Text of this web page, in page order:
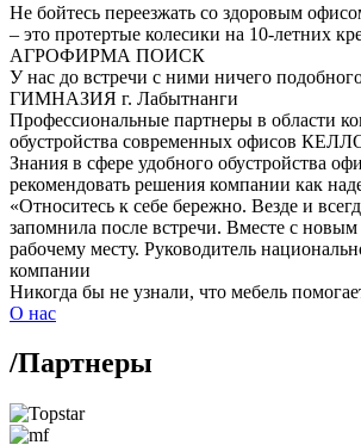
Не бойтесь переезжать со здоровым
– это протертые колесики на 10-летних
АГРОФИРМА ПОИСК
У нас до встречи с ними ничего
ГИМНАЗИЯ г. Лабытнанги
Профессиональные партнеры в области
обустройства современных офисов
Знания в сфере удобного обустройства
рекомендовать решения компании как
«Относитесь к себе бережно. Везде и
запомнила после встречи. Вместе с
рабочему месту. Руководитель
компании
Никогда бы не узнали, что мебель
О нас
/Партнеры